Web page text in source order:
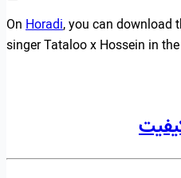
OnHoradi, you can download
singer Tataloo x Hossein in